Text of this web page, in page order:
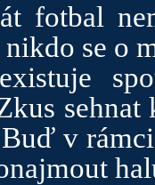
fotbal
se o
sehnat
v